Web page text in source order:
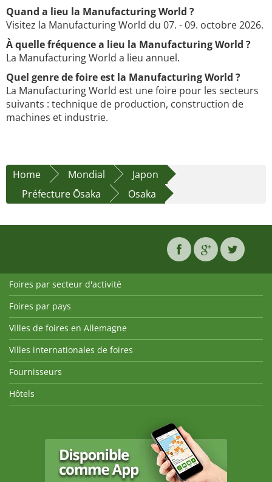
Quand a lieu la Manufacturing World ?
Visitez la Manufacturing World du 07. - 09. octobre 2026.
À quelle fréquence a lieu la Manufacturing World ?
La Manufacturing World a lieu annuel.
Quel genre de foire est la Manufacturing World ?
La Manufacturing World est une foire pour les secteurs
suivants : technique de production, construction de
machines et industrie.
Home Mondial
Japon
Préfecture Ōsaka
Osaka
Foires par secteur d'activité
Foires par pays
Villes de foires en Allemagne
Villes internationales de foires
Fournisseurs
Hôtels